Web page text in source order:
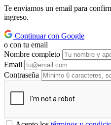
Te enviamos un email para
ingreso.
Continuar con Google
o con tu email
Nombre completo
Email
Contraseña